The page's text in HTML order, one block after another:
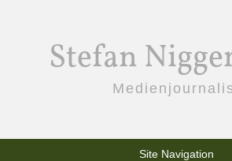
Stefan
Site Navigation